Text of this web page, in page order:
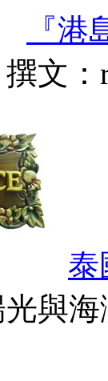
『
文：
泰
與